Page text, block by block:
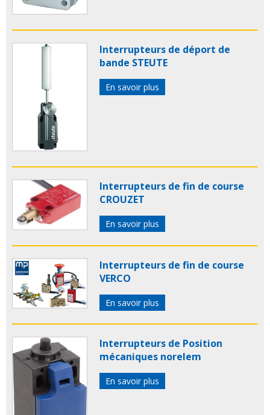
Interrupteurs de déport de
bande STEUTE
En savoir plus
Interrupteurs de fin de course
CROUZET
En savoir plus
Interrupteurs de fin de course
VERCO
En savoir plus
Interrupteurs de Position
mécaniques norelem
En savoir plus